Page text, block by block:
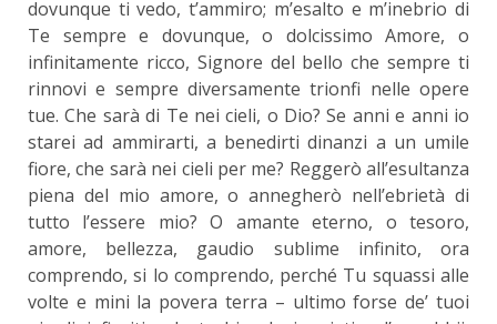
dovunque ti vedo, t’ammiro; m’esalto e m’inebrio di
Te sempre e dovunque, o dolcissimo Amore, o
infinitamente ricco, Signore del bello che sempre ti
rinnovi e sempre diversamente trionfi nelle opere
tue. Che sarà di Te nei cieli, o Dio? Se anni e anni io
starei ad ammirarti, a benedirti dinanzi a un umile
fiore, che sarà nei cieli per me? Reggerò all’esultanza
piena del mio amore, o annegherò nell’ebrietà di
tutto l’essere mio? O amante eterno, o tesoro,
amore, bellezza, gaudio sublime infinito, ora
comprendo, si lo comprendo, perché Tu squassi alle
volte e mini la povera terra – ultimo forse de’ tuoi